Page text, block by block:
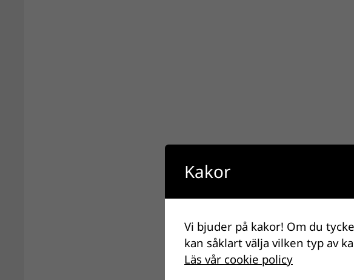
Kakor
Vi bjuder på kakor! Om du
kan såklart välja vilken typ av
Läs vår cookie policy